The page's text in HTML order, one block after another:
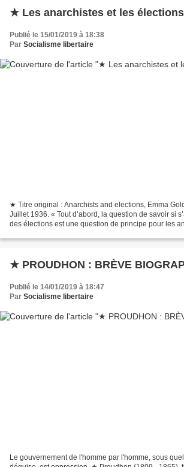
★ Les anarchistes et les élections
Publié le 15/01/2019 à 18:38
Par Socialisme libertaire
★ Titre original : Anarchists and elections, Emma
Juillet 1936. « Tout d’abord, la question de savoir si
des élections est une question de principe pour les
★ PROUDHON : BRÈVE
Publié le 14/01/2019 à 18:47
Par Socialisme libertaire
Le gouvernement de l'homme par l'homme, sous